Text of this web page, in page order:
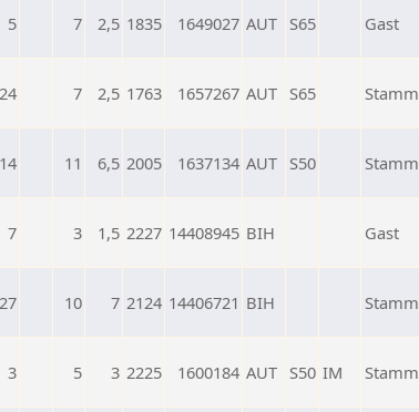
5 7 2,5 1835 1649027 AUT S65 Gast
7 2,5 1763 1657267 AUT S65 Stamm
14 11 6,5 2005 1637134 AUT S50 Stamm
7 3 1,5 2227 14408945 BIH Gast
27 10 7 2124 14406721 BIH Stamm
3 5 3 2225 1600184 AUT S50 IM Stamm